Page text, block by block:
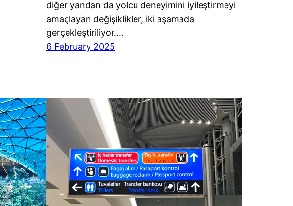
diğer yandan da yolcu deneyimini iyileştirmeyi
amaçlayan değişiklikler, iki aşamada
gerçekleştiriliyor.…
6 February 2025